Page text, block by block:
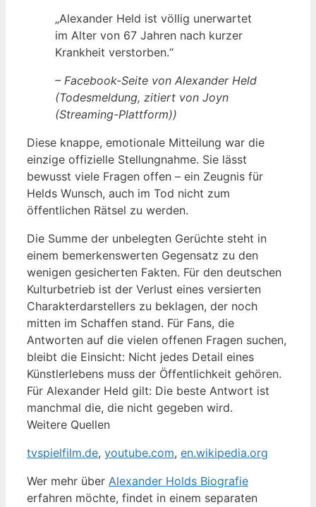
„Alexander Held ist völlig unerwartet
im Alter von 67 Jahren nach kurzer
Krankheit verstorben.“
– Facebook-Seite von Alexander Held
(Todesmeldung, zitiert von Joyn
(Streaming-Plattform))
Diese knappe, emotionale Mitteilung war die
einzige offizielle Stellungnahme. Sie lässt
bewusst viele Fragen offen – ein Zeugnis für
Helds Wunsch, auch im Tod nicht zum
öffentlichen Rätsel zu werden.
Die Summe der unbelegten Gerüchte steht in
einem bemerkenswerten Gegensatz zu den
wenigen gesicherten Fakten. Für den deutschen
Kulturbetrieb ist der Verlust eines versierten
Charakterdarstellers zu beklagen, der noch
mitten im Schaffen stand. Für Fans, die
Antworten auf die vielen offenen Fragen suchen,
bleibt die Einsicht: Nicht jedes Detail eines
Künstlerlebens muss der Öffentlichkeit gehören.
Für Alexander Held gilt: Die beste Antwort ist
manchmal die, die nicht gegeben wird.
Weitere Quellen
tvspielfilm.de, youtube.com, en.wikipedia.org
Wer mehr über Alexander Holds Biografie
erfahren möchte, findet in einem separaten